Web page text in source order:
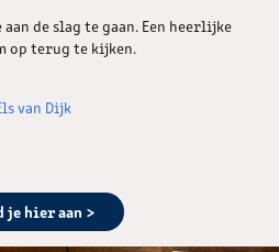
de slag te gaan. Een heerlijke
op terug te kijken.
van Dijk
je hier aan >